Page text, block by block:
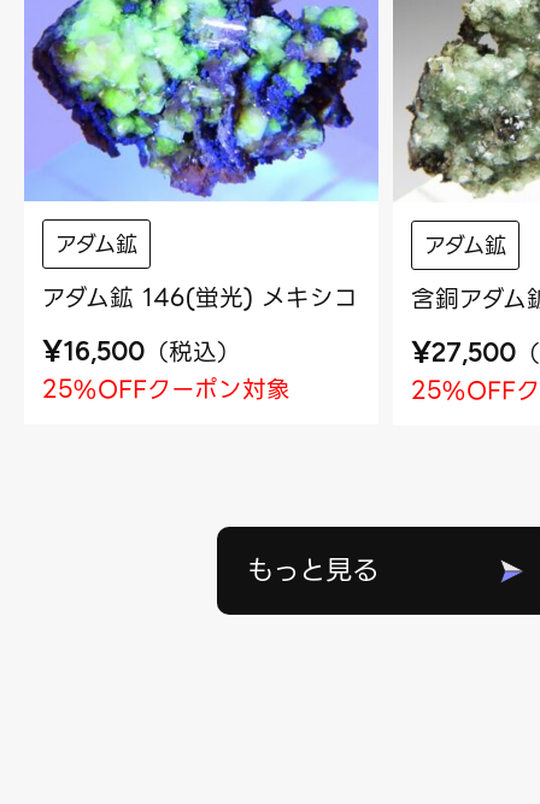
アダム鉱
アダム鉱 146(蛍光) メキシコ
¥16,500 （税込）
25%OFFクーポン対象
アダム鉱
含銅アダ
¥27,500 （
25%OFF
もっと見る